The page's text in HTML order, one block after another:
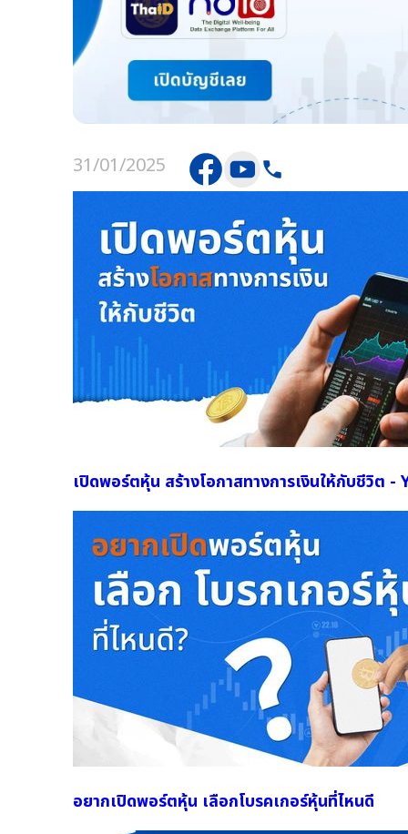
31/01/2025
เปิดพอร์ตหุ้น สร้างโอกาสทางการเงินให้กับชีวิต -
อยากเปิดพอร์ตหุ้น เลือกโบรคเกอร์หุ้นที่ไหนดี